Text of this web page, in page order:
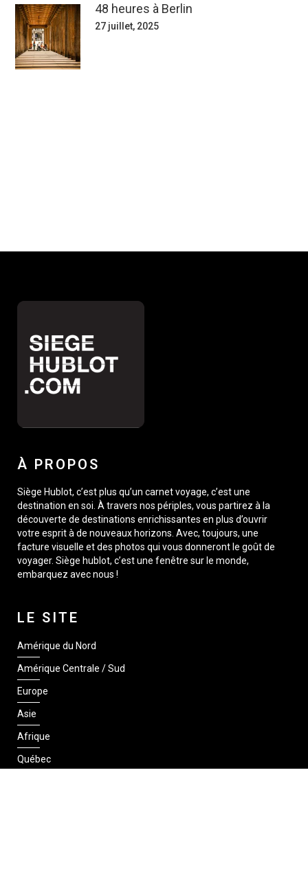
48 heures à Berlin
27 juillet, 2025
À PROPOS
Siège Hublot, c’est plus qu’un carnet voyage, c’est une
destination en soi. À travers nos périples, vous partirez à la
découverte de destinations enrichissantes en plus d’ouvrir
votre esprit à de nouveaux horizons. Avec, toujours, une
facture visuelle et des photos qui vous donneront le goût de
voyager. Siège hublot, c’est une fenêtre sur le monde,
embarquez avec nous !
LE SITE
Amérique du Nord
Amérique Centrale / Sud
Europe
Asie
Afrique
Québec